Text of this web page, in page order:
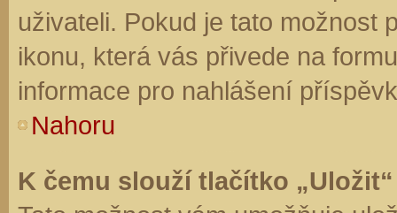
uživateli. Pokud je tato možnost
ikonu, která vás přivede na
informace pro nahlášení
Nahoru
K čemu slouží tlačítko